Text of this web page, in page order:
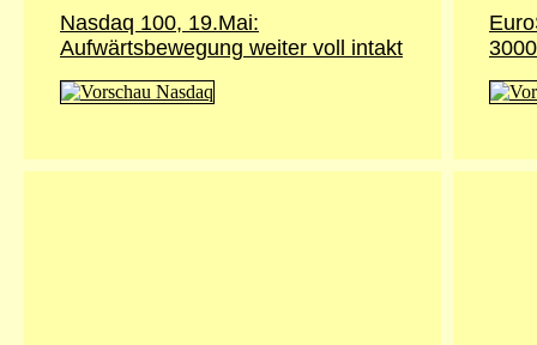
Nasdaq 100, 19.Mai:
Aufwärtsbewegung weiter voll intakt